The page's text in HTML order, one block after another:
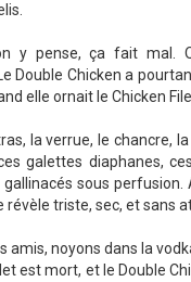
y pense, ça fait mal.
Double Chicken a
elle ornait le Chicken
la verrue, le chancre,
galettes diaphanes,
sous
révèle triste, sec, et sans
amis, noyons dans la
est mort, et le Double